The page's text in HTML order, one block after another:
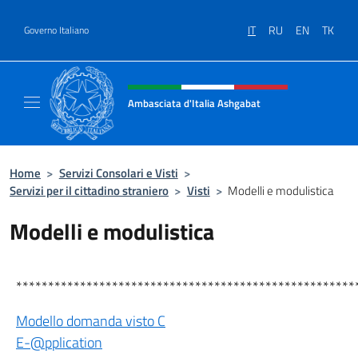
Governo Italiano IT RU EN TK
Intestazione sito, social e menù
Ambasciata d'Italia Ashgabat
Home > Servizi Consolari e Visti >
Servizi per il cittadino straniero > Visti > Modelli e modulistica
Modelli e modulistica
Modello domanda visto C
E-@pplication